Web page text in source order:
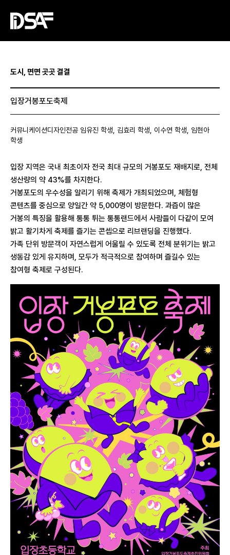
도시, 면면 곳곳 결결
입장거봉포도축제
커뮤니케이션디자인전공 임유진 학생, 김효리 학생, 이수연 학생, 임현아
학생
입장 지역은 국내 최초이자 전국 최대 규모의 거봉포도 재배지로, 전체
생산량의 약 43%를 차지한다.
거봉포도의 우수성을 알리기 위해 축제가 개최되었으며, 체험형
콘텐츠를 중심으로 양일간 약 5,000명이 방문한다. 과즙이 많은
거봉의 특징을 활용해 통통 튀는 통통랜드에서 사람들이 다같이 모여
밝고 활기차게 축제를 즐기는 콘셉으로 리브랜딩을 진행했다.
가족 단위 방문객이 자연스럽게 어울릴 수 있도록 전체 분위기는 밝고
생동감 있게 유지하며, 모두가 적극적으로 참여하며 즐길수 있는
참여형 축제로 구성된다.